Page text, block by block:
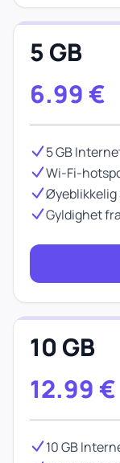
5 GB
6.99 €
5 GB
Wi-Fi-
Gyldighet
10 GB
12.99 €
10 GB